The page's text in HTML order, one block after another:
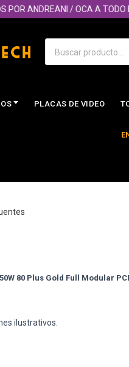
ANDREANI / OCA A TODO EL
PLACAS DE VIDEO
ilustrativos.